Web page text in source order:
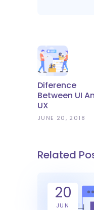
Diference
Between UI
UX
JUNE 20, 2018
Related
20
JUN